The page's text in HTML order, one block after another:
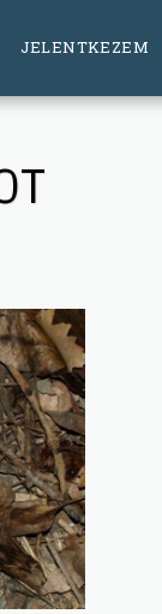
JELENTKEZEM